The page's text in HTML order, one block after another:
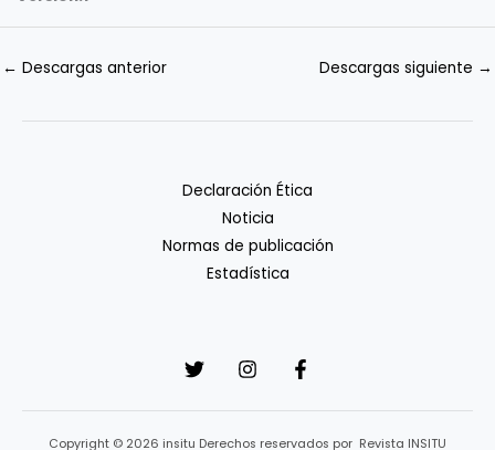
← Descargas anterior Descargas siguiente →
Declaración Ética
Noticia
Normas de publicación
Estadística
Copyright © 2026 insitu Derechos reservados por Revista INSITU